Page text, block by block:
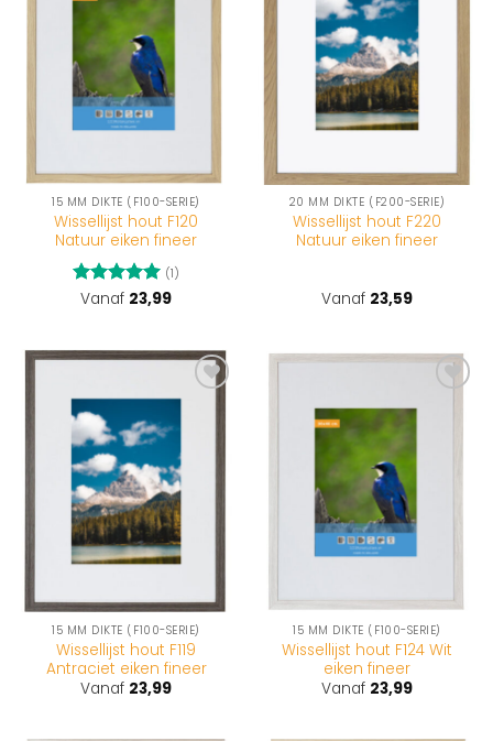
15 MM DIKTE (F100-SERIE)
Wissellijst hout F120
Natuur eiken fineer
Gewaardeerd
(1)
Vanaf 23,99
wenslijst
20 MM DIKTE (F200-SERIE)
Wissellijst hout F220
Natuur eiken fineer
Vanaf 23,59
Toevoegen
wenslijst
15 MM DIKTE (F100-SERIE)
Wissellijst hout F119
Antraciet eiken fineer
Vanaf 23,99
Toevoegen
15 MM DIKTE (F100-SERIE)
Wissellijst hout F124 Wit
eiken fineer
Vanaf 23,99